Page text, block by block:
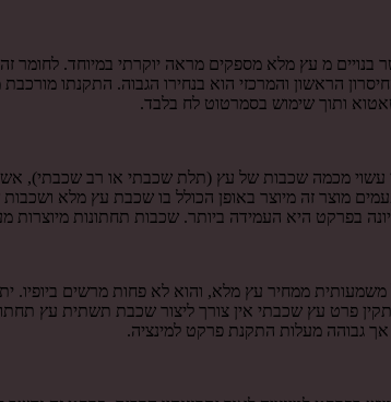
בנויים מ עץ מלא מספקים מראה יוקרתי במיוחד. לחומר
הראשון והמרכזי הוא בנחירו הגבוה. התקנתו
ותוך שימוש בסמרטוט לח בלבד.
מכמה שכבות של עץ (תלת שכבתי או רב שכבתי), אשר
מוצר זה מיוצר באופן הכולל בו שכבת עץ מלא
בפרקט היא העמידה ביותר. שכבות תחתונות
ממחיר עץ מלא, והוא לא פחות מרשים ביופיו.
פרט עץ שכבתי אין צורך ליצור שכבת תשתית עץ
גבוהה מעלות התקנת פרקט למינציה.